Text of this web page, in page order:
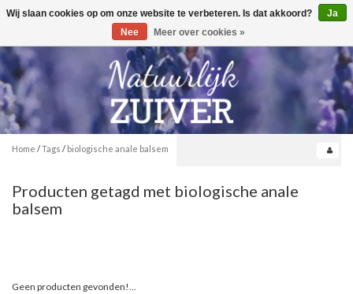
Toggle
0
Home /Tags / biologische anale balsem
Producten getagd met biologische anale
balsem
Geen producten gevonden!...
Wij slaan cookies op om onze website te verbeteren. Is dat akkoord?
Ja
Nee
Meer over cookies »